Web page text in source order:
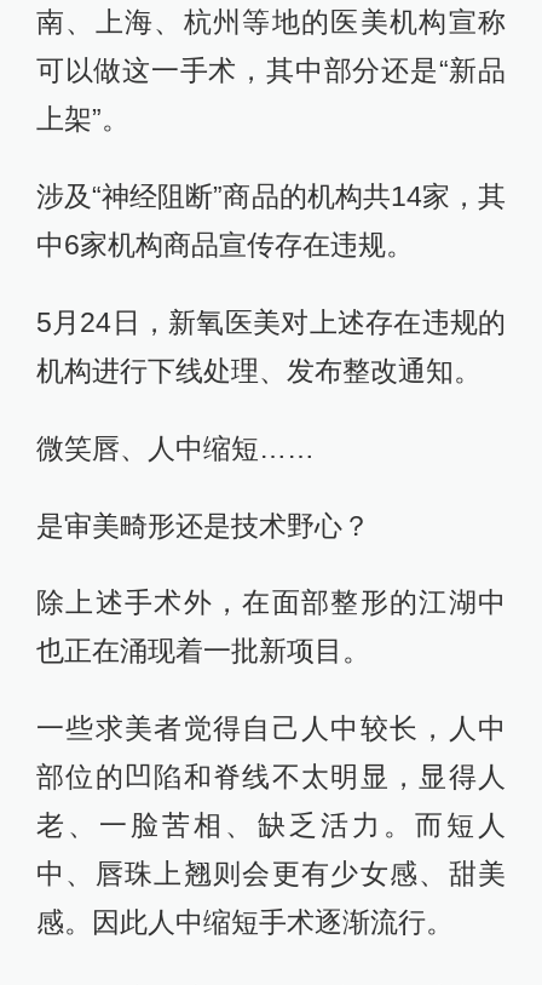
南、上海、杭州等地的医美机构宣称
可以做这一手术，其中部分还是“新品
上架”。
涉及“神经阻断”商品的机构共14家，其
中6家机构商品宣传存在违规。
5月24日，新氧医美对上述存在违规的
机构进行下线处理、发布整改通知。
微笑唇、人中缩短……
是审美畸形还是技术野心？
除上述手术外，在面部整形的江湖中
也正在涌现着一批新项目。
一些求美者觉得自己人中较长，人中
部位的凹陷和脊线不太明显，显得人
老、一脸苦相、缺乏活力。而短人
中、唇珠上翘则会更有少女感、甜美
感。因此人中缩短手术逐渐流行。